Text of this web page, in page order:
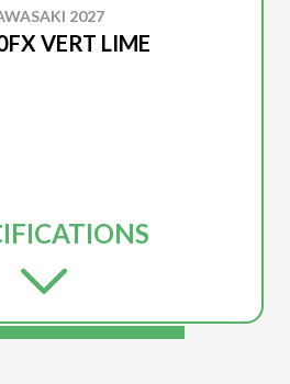
2027
VERT LIME